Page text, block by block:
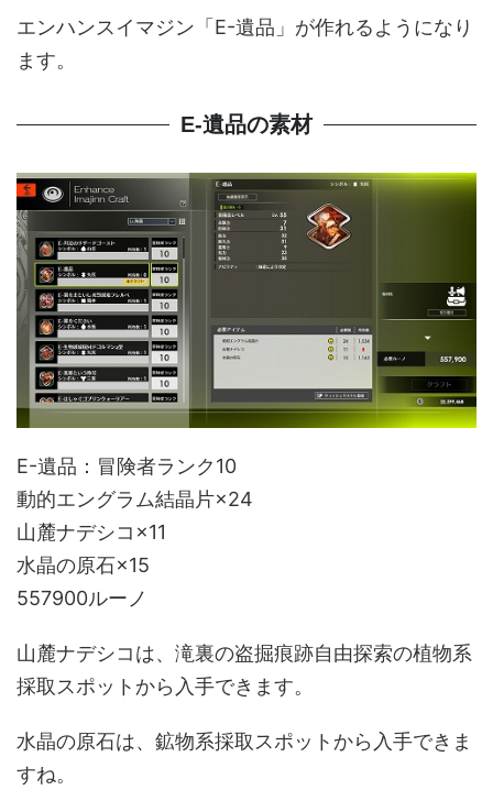
エンハンスイマジン「E-遺品」が作れるようになり
ます。
E-遺品の素材
E-遺品：冒険者ランク10
動的エングラム結晶片×24
山麓ナデシコ×11
水晶の原石×15
557900ルーノ
山麓ナデシコは、滝裏の盗掘痕跡自由探索の植物系
採取スポットから入手できます。
水晶の原石は、鉱物系採取スポットから入手できま
すね。